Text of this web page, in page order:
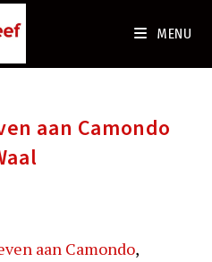
MENU
aan Camondo
aan Camondo,